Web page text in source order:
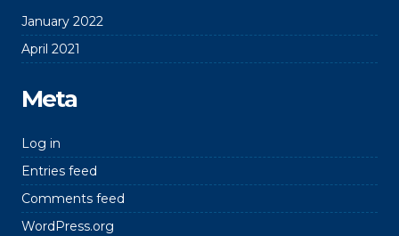
January 2022
April 2021
Meta
Log in
Entries feed
Comments feed
WordPress.org